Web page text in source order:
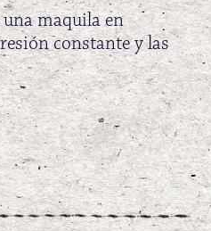
una maquila en
constante y las